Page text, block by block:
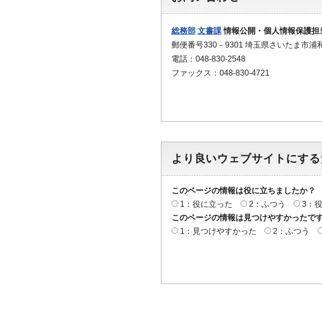
総務部 文書課情報公開・個人情報保護担
郵便番号330－9301 埼玉県さいたま市浦
電話：048-830-2548
ファックス：048-830-4721
より良いウェブサイトにす
このページの情報は役に立ちましたか？
1：役に立った
2：ふつう
3：
このページの情報は見つけやすかったで
1：見つけやすかった
2：ふつう